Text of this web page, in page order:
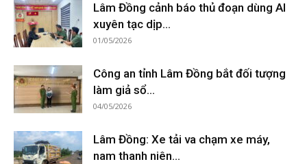
Lâm Đồng cảnh báo thủ đoạn dùng AI
xuyên tạc dịp...
01/05/2026
Công an tỉnh Lâm Đồng bắt đối tượng
làm giả sổ...
04/05/2026
Lâm Đồng: Xe tải va chạm xe máy,
nam thanh niên...